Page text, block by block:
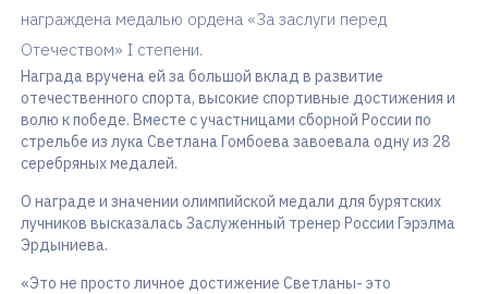
награждена медалью ордена «За заслуги перед
Отечеством» I степени.
Награда вручена ей за большой вклад в развитие
отечественного спорта, высокие спортивные достижения и
волю к победе. Вместе с участницами сборной России по
стрельбе из лука Светлана Гомбоева завоевала одну из 28
серебряных медалей.
О награде и значении олимпийской медали для бурятских
лучников высказалась Заслуженный тренер России Гэрэлма
Эрдыниева.
«Это не просто личное достижение Светланы- это